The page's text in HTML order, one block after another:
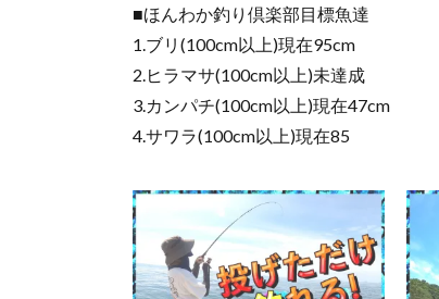
■ほんわか釣り倶楽部目標魚達
1.ブリ(100cm以上)現在95cm
2.ヒラマサ(100cm以上)未達成
3.カンパチ(100cm以上)現在47cm
4.サワラ(100cm以上)現在85